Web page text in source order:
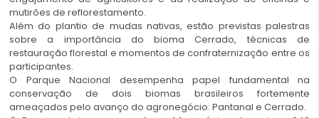
mutirões de reflorestamento.
Além do plantio de mudas nativas, estão previstas palestras
sobre a importância do bioma Cerrado, técnicas de
restauração florestal e momentos de confraternização entre os
participantes.
O Parque Nacional desempenha papel fundamental na
conservação de dois biomas brasileiros fortemente
ameaçados pelo avanço do agronegócio: Pantanal e Cerrado.